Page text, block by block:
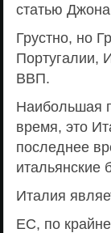
статью
Грустно, но
Португалии,
ВВП.
Наибольшая
время, это
последнее
итальянские
Италия
ЕС, по